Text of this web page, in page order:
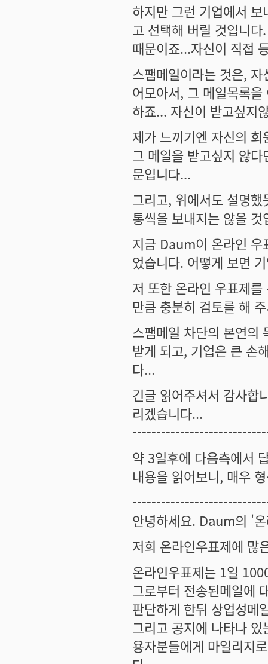
하지만 그런 기업에서
고 선택해 버릴 것입니
때문이죠...자신이 직접
스팸메일이라는 것은,
어모아서, 그 메일목록
하죠... 자신이 받고싶지
제가 느끼기엔 자신의
그 메일을 받고싶지 않
문입니다...
그리고, 위에서도 설명
통씩을 보내지는 않을 것
지금 Daum이 온라인 우
었습니다. 어떻게 보면
저 또한 온라인 우표제
만큼 충분히 검토를 해
스팸메일 차단의 본연의
받게 되고, 기업은 큰 손
다...
긴글 읽어주셔서 감사합
리겠습니다...
약 3일후에 다음측에서
내용을 읽어보니, 매우
안녕하세요. Daum의 '
저희 온라인우표제에 많
온라인우표제는 1일
그로부터 전송된메일에
판단하게 한뒤 상업성메
그리고 공지에 나타나
용자분들에게 마일리지